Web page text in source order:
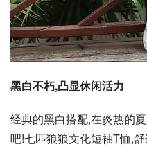
黑白不朽,凸显休闲活力
经典的黑白搭配,在炎热的
吧!七匹狼狼文化短袖T恤,